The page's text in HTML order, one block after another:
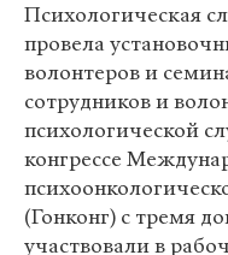
Психологическая
провела
волонтеров и
сотрудников и
психологической
конгрессе
(Гонконг) с тремя
участвовали в